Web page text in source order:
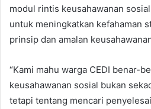
modul rintis keusahawanan
untuk meningkatkan kefahaman
prinsip dan amalan
“Kami mahu warga CEDI benar-
keusahawanan sosial bukan
tetapi tentang mencari